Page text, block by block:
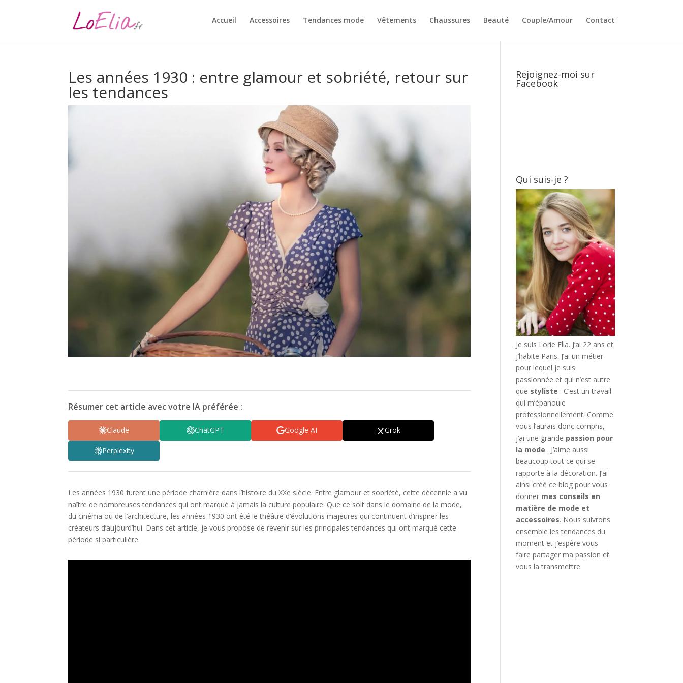
Accueil Accessoires Tendances mode Vêtements Chaussures Beauté Couple/Amour Contact
Les années 1930 : entre glamour et sobriété, retour sur
les tendances
Résumer cet article avec votre IA préférée :
Claude ChatGPT Google AI Grok
Perplexity
Les années 1930 furent une période charnière dans l’histoire du XXe siècle. Entre glamour et sobriété, cette décennie a vu
naître de nombreuses tendances qui ont marqué à jamais la culture populaire. Que ce soit dans le domaine de la mode,
du cinéma ou de l’architecture, les années 1930 ont été le théâtre d’évolutions majeures qui continuent d’inspirer les
créateurs d’aujourd’hui. Dans cet article, je vous propose de revenir sur les principales tendances qui ont marqué cette
période si particulière.
Rejoignez-moi sur
Facebook
Qui suis-je ?
Je suis Lorie Elia. J’ai 22 ans et
j’habite Paris. J’ai un métier
pour lequel je suis
passionnée et qui n’est autre
que styliste . C’est un travail
qui m’épanouie
professionnellement. Comme
vous l’aurais donc compris,
j’ai une grande passion pour
la mode . J’aime aussi
beaucoup tout ce qui se
rapporte à la décoration. J’ai
ainsi créé ce blog pour vous
donner mes conseils en
matière de mode et
accessoires. Nous suivrons
ensemble les tendances du
moment et j’espère vous
faire partager ma passion et
vous la transmettre.